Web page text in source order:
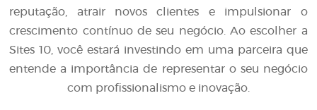
reputação, atrair novos clientes e impulsionar o
crescimento contínuo de seu negócio. Ao escolher a
Sites 10, você estará investindo em uma parceira que
entende a importância de representar o seu negócio
com profissionalismo e inovação.